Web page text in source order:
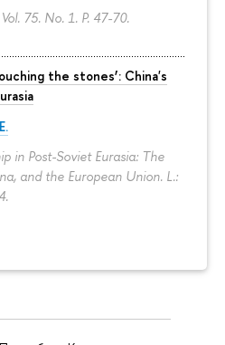
75. No. 1. P. 47-70.
the stones’: China's
in Post-Soviet Eurasia: The
and the European Union. L.: